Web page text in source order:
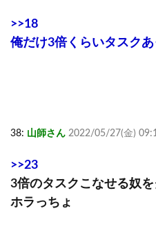
>>18
俺だけ3倍くらいタスクあ
38: 山師さん 2022/05/27(金)
>>23
3倍のタスクこなせる奴
ホラっちょ